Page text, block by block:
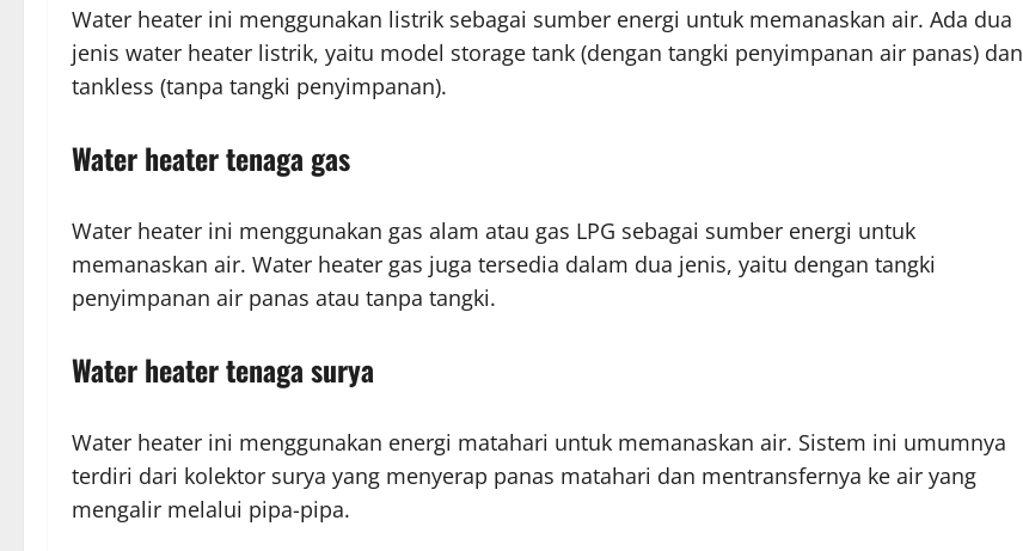
Water heater ini menggunakan listrik sebagai sumber energi untuk memanaskan air. Ada dua
jenis water heater listrik, yaitu model storage tank (dengan tangki penyimpanan air panas) dan
tankless (tanpa tangki penyimpanan).
Water heater tenaga gas
Water heater ini menggunakan gas alam atau gas LPG sebagai sumber energi untuk
memanaskan air. Water heater gas juga tersedia dalam dua jenis, yaitu dengan tangki
penyimpanan air panas atau tanpa tangki.
Water heater tenaga surya
Water heater ini menggunakan energi matahari untuk memanaskan air. Sistem ini umumnya
terdiri dari kolektor surya yang menyerap panas matahari dan mentransfernya ke air yang
mengalir melalui pipa-pipa.